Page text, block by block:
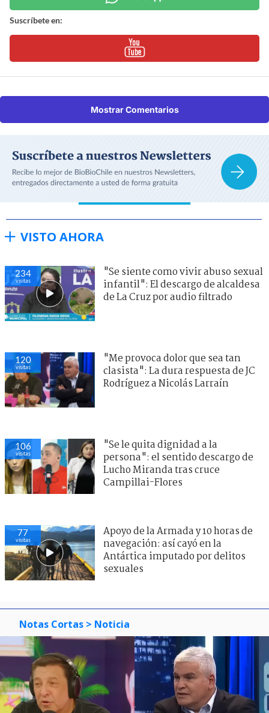
Suscríbete en:
Mostrar Comentarios
VISTO AHORA
234
visitas
"Se siente como vivir abuso sexual
infantil": El descargo de alcaldesa
de La Cruz por audio filtrado
120
visitas
"Me provoca dolor que sea tan
clasista": La dura respuesta de JC
Rodríguez a Nicolás Larraín
106
visitas
"Se le quita dignidad a la
persona": el sentido descargo de
Lucho Miranda tras cruce
Campillai-Flores
77
visitas
Apoyo de la Armada y 10 horas de
navegación: así cayó en la
Antártica imputado por delitos
sexuales
Notas Cortas > Noticia